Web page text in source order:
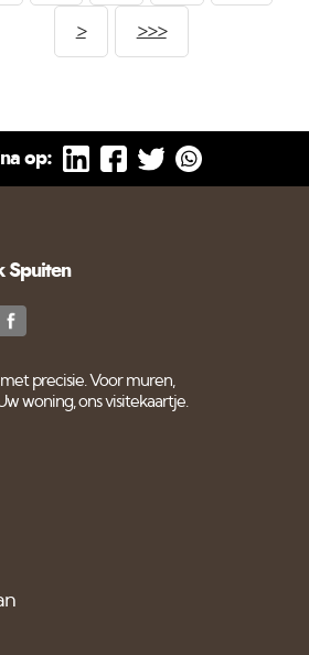
nieuws op onze
instagram pagina.
> >>>
op:
Spuiten
precisie. Voor muren,
woning, ons visitekaartje.